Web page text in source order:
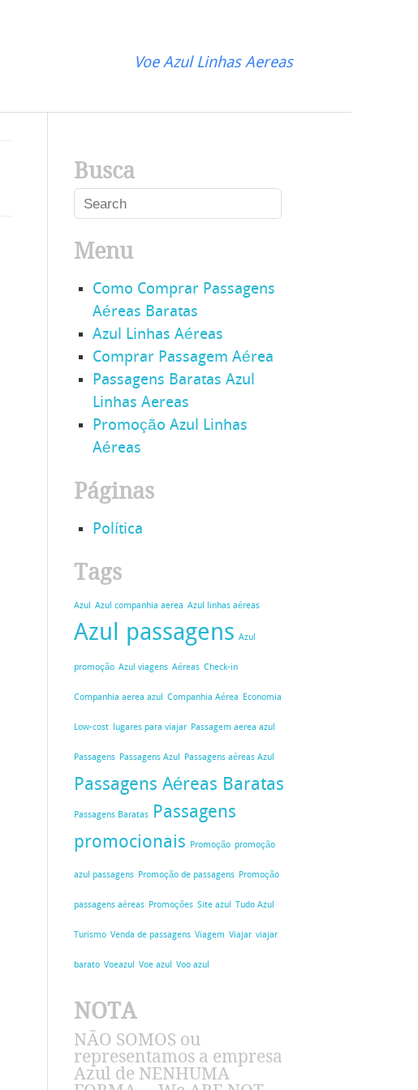
Voe Azul Linhas Aereas
Busca
Menu
Como Comprar Passagens
Aéreas Baratas
Azul Linhas Aéreas
Comprar Passagem Aérea
Passagens Baratas Azul
Linhas Aereas
Promoção Azul Linhas
Aéreas
Páginas
Política
Tags
Azul Azul companhia aerea Azul linhas aéreas
Azul passagens Azul
promoção Azul viagens Aéreas Check-in
Companhia aerea azul Companhia Aérea Economia
Low-cost lugares para viajar Passagem aerea azul
Passagens Passagens Azul Passagens aéreas Azul
Passagens Aéreas Baratas
Passagens Baratas
Passagens
promocionais
Promoção promoção
azul passagens Promoção de passagens Promoção
passagens aéreas Promoções Site azul Tudo Azul
Turismo Venda de passagens Viagem Viajar viajar
barato Voeazul Voe azul Voo azul
NOTA
NÃO SOMOS ou
representamos a empresa
Azul de NENHUMA